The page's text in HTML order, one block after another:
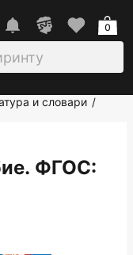
0
и словари /
ФГОС: